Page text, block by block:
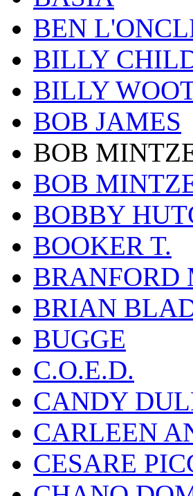
BEN
BILLY
BILLY
BOB JAMES
BOB
BOB
BOBBY
BOOKER T.
BRANFORD
BRIAN
BUGGE
C.O.E.D.
CANDY
CARLEEN
CESARE